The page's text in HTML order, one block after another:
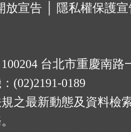
放宣告
隱私權保護
台北市重慶南路
(02)2191-0189
之最新動態及資料檢